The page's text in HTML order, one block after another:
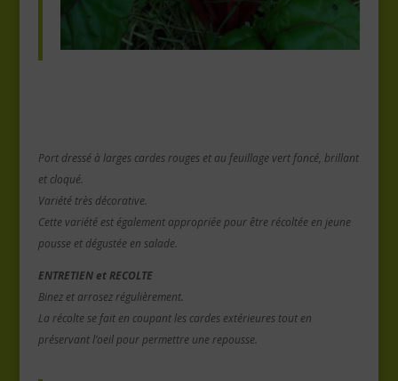
Port dressé à larges cardes rouges et au feuillage vert foncé, brillant
et cloqué.
Variété très décorative.
Cette variété est également appropriéepour être récoltée en jeune
pousse et dégustée en salade.
ENTRETIEN et RECOLTE
Binez et arrosez régulièrement.
La récolte se fait en coupant les cardes extérieures tout en
préservant l’oeil pour permettre une repousse.